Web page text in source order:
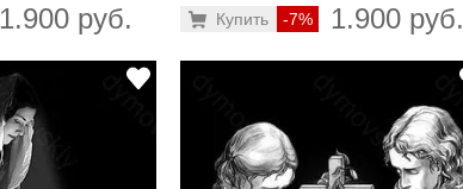
1.900 руб. -7% 1.900 руб.
Купить